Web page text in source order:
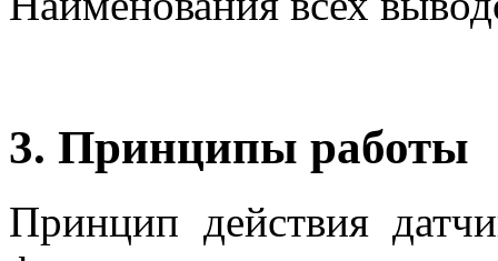
3. Принципы работы
Принцип действия